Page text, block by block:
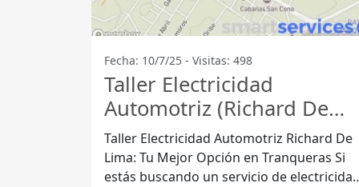
Fecha: 10/7/25 - Visitas: 498
Taller Electricidad
Automotriz (Richard De
Lima) ‍ ️ - 40001 Tranqueras
Taller Electricidad Automotriz Richard De
Lima: Tu Mejor Opción en Tranqueras Si
estás buscando un servicio de